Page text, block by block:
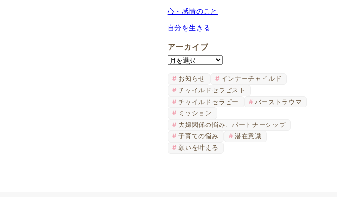
心・感情のこと
自分を生きる
アーカイブ
ア
お知らせ
インナーチャイルド
チャイルドセラピスト
チャイルドセラピー
バーストラウマ
ミッション
夫婦関係の悩み、パートナーシップ
子育ての悩み
潜在意識
願いを叶える